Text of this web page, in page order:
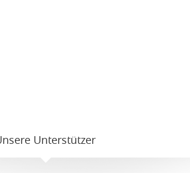
Unterstützer